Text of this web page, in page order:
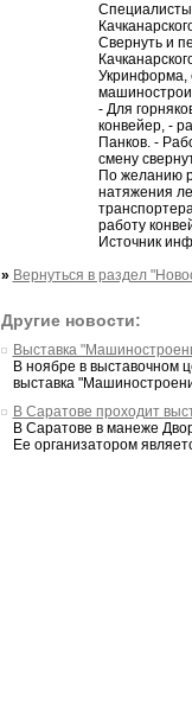
Специалисты
Свернуть и
Укринформа,
- Для
конвейер, -
Панков. -
смену
По желанию
натяжения
работу
Источник
» Вернуться в раздел
Другие новости:
Выставка
В ноябре в выставочном
выставка
В Саратове проходит
В Саратове в манеже
Ее организатором